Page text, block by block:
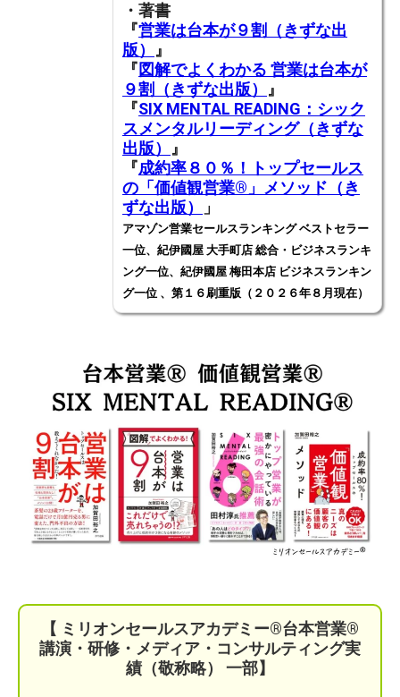
・著書
『営業は台本が９割（きずな出
版） 』
『図解でよくわかる 営業は台本が
９割（きずな出版） 』
『SIX MENTAL READING：シック
スメンタルリーディング（きずな
出版） 』
『成約率８０％！トップセールス
の「価値観営業®️」メソッド（き
ずな出版）
」
アマゾン営業セールスランキング ベストセラー
一位、紀伊國屋 大手町店 総合・ビジネスランキ
ング一位、紀伊國屋 梅田本店 ビジネスランキン
グ一位 、第１６刷重版（２０２６年８月現在）
【 ミリオンセールスアカデミー®︎台本営業®︎
講演・研修・メディア・コンサルティング実
績（敬称略） 一部】